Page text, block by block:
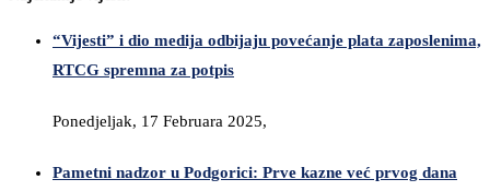
“Vijesti” i dio medija odbijaju povećanje plata zaposlenima,
RTCG spremna za potpis
Ponedjeljak, 17 Februara 2025,
Pametni nadzor u Podgorici: Prve kazne već prvog dana